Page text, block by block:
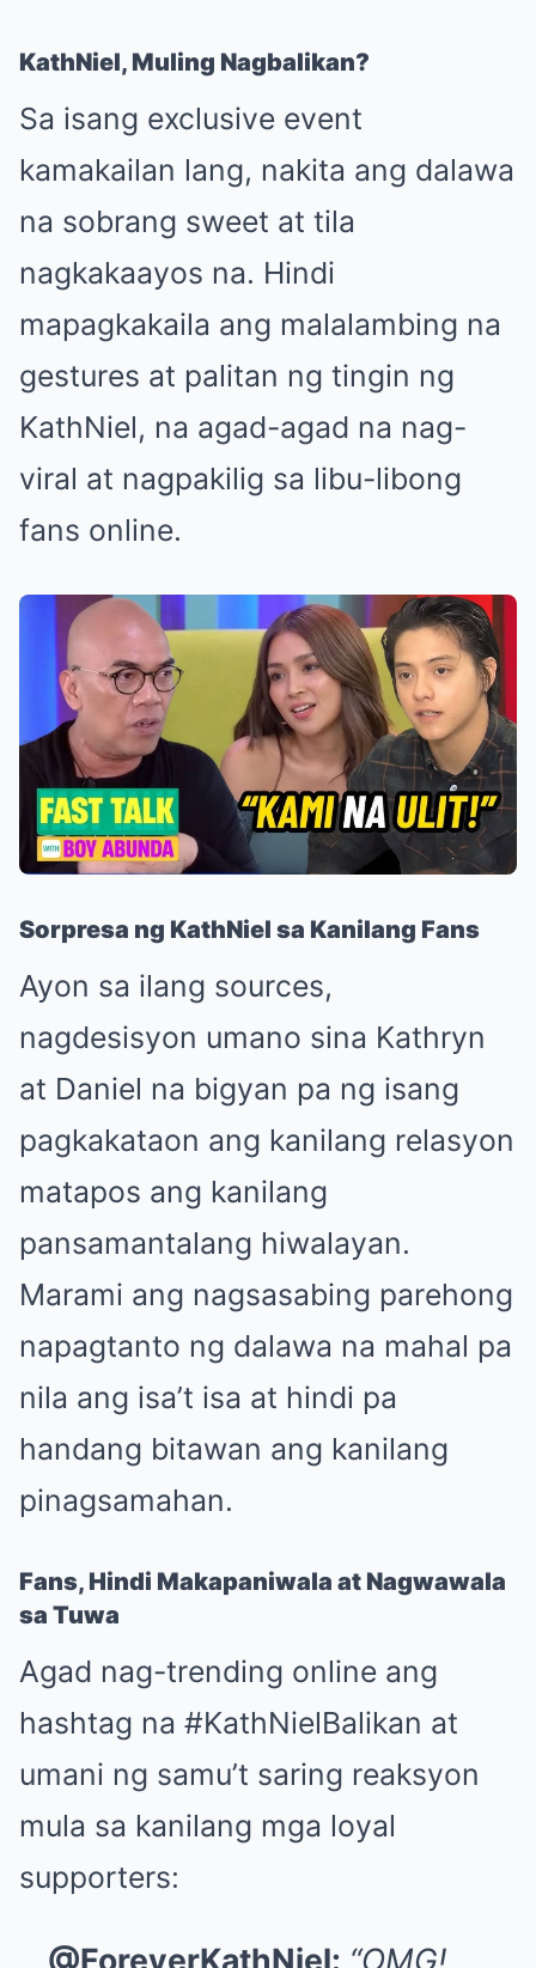
KathNiel, Muling Nagbalikan?
Sa isang exclusive event
kamakailan lang, nakita ang dalawa
na sobrang sweet at tila
nagkakaayos na. Hindi
mapagkakaila ang malalambing na
gestures at palitan ng tingin ng
KathNiel, na agad-agad na nag-
viral at nagpakilig sa libu-libong
fans online.
Sorpresa ng KathNiel sa Kanilang Fans
Ayon sa ilang sources,
nagdesisyon umano sina Kathryn
at Daniel na bigyan pa ng isang
pagkakataon ang kanilang relasyon
matapos ang kanilang
pansamantalang hiwalayan.
Marami ang nagsasabing parehong
napagtanto ng dalawa na mahal pa
nila ang isa’t isa at hindi pa
handang bitawan ang kanilang
pinagsamahan.
Fans, Hindi Makapaniwala at Nagwawala
sa Tuwa
Agad nag-trending online ang
hashtag na #KathNielBalikan at
umani ng samu’t saring reaksyon
mula sa kanilang mga loyal
supporters:
@ForeverKathNiel: “OMG!